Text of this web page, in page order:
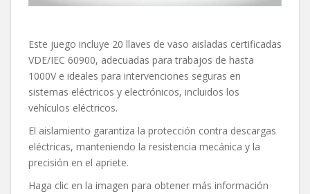
Este juego incluye 20 llaves de vaso aisladas certificadas
VDE/IEC 60900, adecuadas para trabajos de hasta
1000V e ideales para intervenciones seguras en
sistemas eléctricos y electrónicos, incluidos los
vehículos eléctricos.
El aislamiento garantiza la protección contra descargas
eléctricas, manteniendo la resistencia mecánica y la
precisión en el apriete.
Haga clic en la imagen para obtener más información